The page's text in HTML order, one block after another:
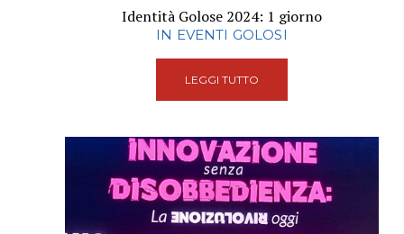
Identità Golose 2024: 1 giorno
IN EVENTI GOLOSI
LEGGI TUTTO